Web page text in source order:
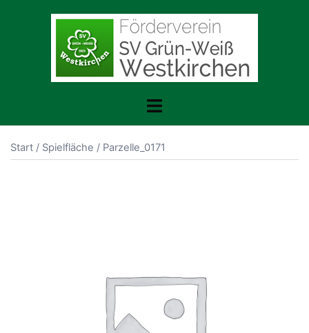
Menü
Start / Spielfläche / Parzelle_0171